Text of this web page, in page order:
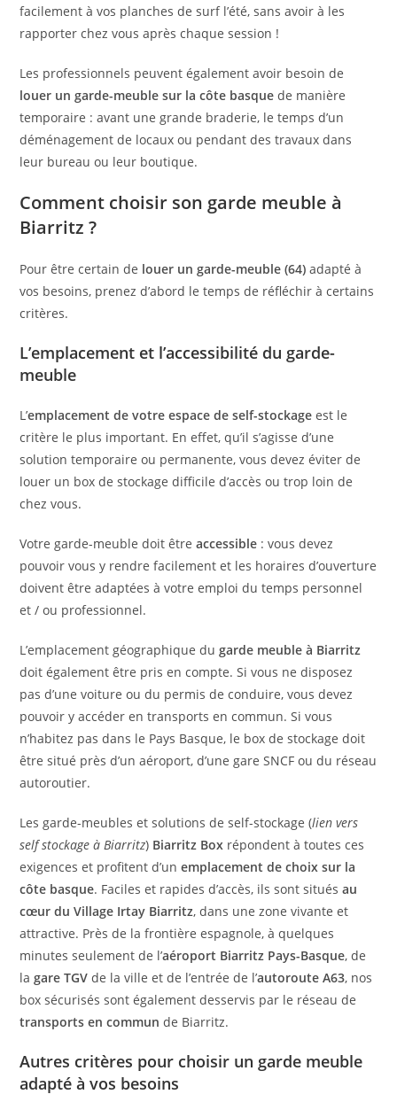
facilement à vos planches de surf l’été, sans avoir à les
rapporter chez vous après chaque session !
Les professionnels peuvent également avoir besoin de
louer un garde-meuble sur la côte basquede manière
temporaire : avant une grande braderie, le temps d’un
déménagement de locaux ou pendant des travaux dans
leur bureau ou leur boutique.
Comment choisir son garde meuble à
Biarritz ?
Pour être certain de louer un garde-meuble (64) adapté à
vos besoins, prenez d’abord le temps de réfléchir à certains
critères.
L’emplacement et l’accessibilité du garde-
meuble
L’emplacement de votre espace de self-stockage est le
critère le plus important. En effet, qu’il s’agisse d’une
solution temporaire ou permanente, vous devez éviter de
louer un box de stockage difficile d’accès ou trop loin de
chez vous.
Votre garde-meuble doit êtreaccessible : vous devez
pouvoir vous y rendre facilement et les horaires d’ouverture
doivent être adaptées à votre emploi du temps personnel
et / ou professionnel.
L’emplacement géographique dugarde meuble à Biarritz
doit également être pris en compte. Si vous ne disposez
pas d’une voiture ou du permis de conduire, vous devez
pouvoir y accéder en transports en commun. Si vous
n’habitez pas dans le Pays Basque, le box de stockage doit
être situé près d’un aéroport, d’une gare SNCF ou du réseau
autoroutier.
Les garde-meubles etsolutions de self-stockage (lien vers
self stockage à Biarritz) Biarritz Box répondent à toutes ces
exigences et profitent d’unemplacement de choix sur la
côte basque. Faciles et rapides d’accès, ils sont situésau
cœur du Village Irtay Biarritz, dans une zone vivante et
attractive. Près de la frontière espagnole, à quelques
minutes seulement de l’aéroport Biarritz Pays-Basque, de
lagare TGVde la ville et de l’entrée de l’autoroute A63, nos
box sécurisés sont également desservis par le réseau de
transports en commun de Biarritz.
Autres critères pour choisir un garde meuble
adapté à vos besoins